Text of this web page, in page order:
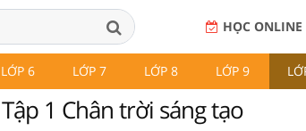
HỌC ONLINE
LỚP 6 LỚP 7 LỚP 8 LỚP 9
1 Chân trời sáng tạo